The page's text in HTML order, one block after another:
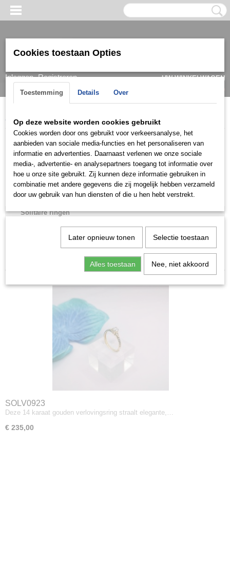
Inloggen Registreren
UW WINKELWAGEN
(0)
Home > > Verlovingsringen / Engagement
Ring
Trouwringen / Wedding
Verlovingsringen / Engagement
Baguette ringen
Solitaire ringen
SOLV0923
Deze 14 karaat gouden verlovingsring straalt elegante,…
€ 235,00
Cookies toestaan Opties
Toestemming Details Over
Op deze website worden cookies gebruikt
Cookies worden door ons gebruikt voor verkeersanalyse, het
aanbieden van sociale media-functies en het personaliseren van
informatie en advertenties. Daarnaast verlenen we onze sociale
media-, advertentie- en analysepartners toegang tot informatie over
hoe u onze site gebruikt. Zij kunnen deze informatie gebruiken in
combinatie met andere gegevens die zij mogelijk hebben verzameld
door uw gebruik van hun diensten of die u hen hebt verstrekt.
Later opnieuw tonen Selectie toestaan
Alles toestaan Nee, niet akkoord